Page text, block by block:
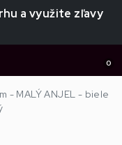
a využite zľavy
0
- MALÝ ANJEL - biele